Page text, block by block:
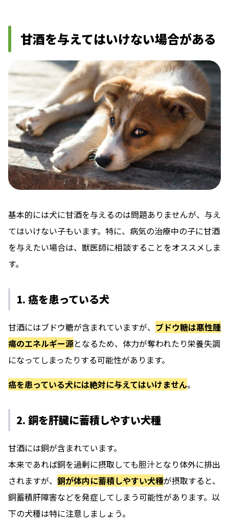
甘酒を与えてはいけない場合がある
基本的には犬に甘酒を与えるのは問題ありませんが、与え
てはいけない子もいます。特に、病気の治療中の子に甘酒
を与えたい場合は、獣医師に相談することをオススメしま
す。
1. 癌を患っている犬
甘酒にはブドウ糖が含まれていますが、 ブドウ糖は悪性腫
瘍のエネルギー源となるため、体力が奪われたり栄養失調
になってしまったりする可能性があります。
癌を患っている犬には絶対に与えてはいけません。
2. 銅を肝臓に蓄積しやすい犬種
甘酒には銅が含まれています。
本来であれば銅を過剰に摂取しても胆汁となり体外に排出
されますが、 銅が体内に蓄積しやすい犬種が摂取すると、
銅蓄積肝障害などを発症してしまう可能性があります。以
下の犬種は特に注意しましょう。